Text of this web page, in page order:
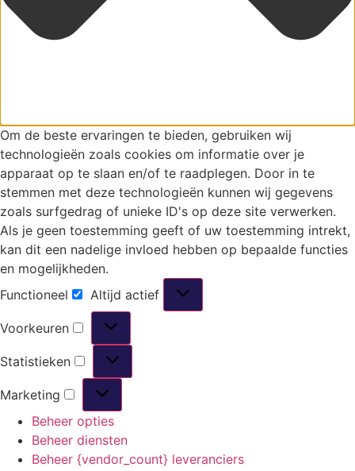
Om de beste ervaringen te bieden, gebruiken wij
technologieën zoals cookies om informatie over je
apparaat op te slaan en/of te raadplegen. Door in te
stemmen met deze technologieën kunnen wij gegevens
zoals surfgedrag of unieke ID's op deze site verwerken.
Als je geen toestemming geeft of uw toestemming intrekt,
kan dit een nadelige invloed hebben op bepaalde functies
en mogelijkheden.
Functioneel
Altijd actief
Voorkeuren
Statistieken
Marketing
Beheer opties
Beheer diensten
Beheer {vendor_count} leveranciers